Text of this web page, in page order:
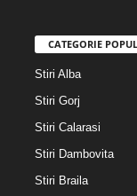
CATEGORIE
Stiri Alba
Stiri Gorj
Stiri Calarasi
Stiri Dambovita
Stiri Braila